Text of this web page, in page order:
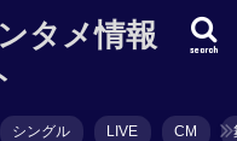
タメ情報
search
シングル LIVE CM